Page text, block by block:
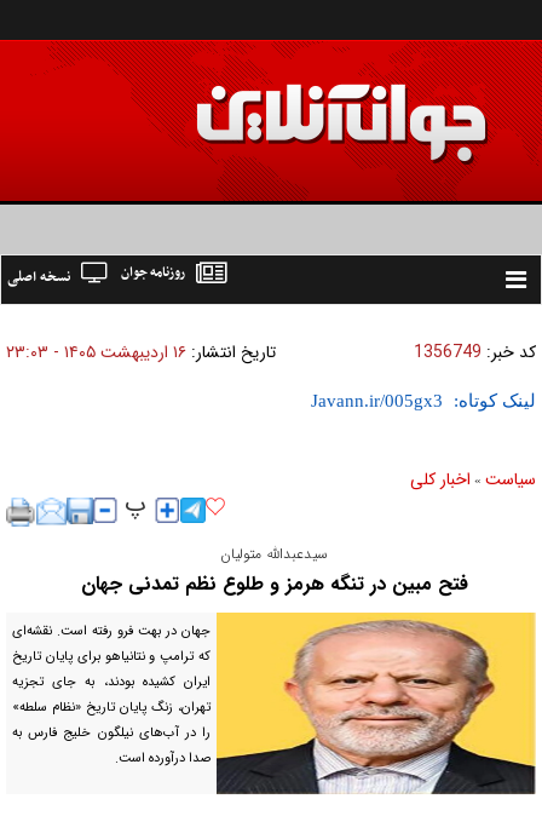
Toggle
نسخه اصلی روزنامه جوان
کد خبر: 1356749 تاریخ انتشار: ۱۶ ارديبهشت ۱۴۰۵ - ۲۳:۰۳
لینک کوتاه:
سیاست » اخبار کلی
سیدعبدالله متولیان
فتح مبین در تنگه هرمز و طلوع نظم تمدنی جهان
جهان در بهت فرو رفته است. نقشه‌ای
که ترامپ و نتانیاهو برای پایان تاریخ
ایران کشیده بودند، به جای تجزیه
تهران، زنگ پایان تاریخ «نظام سلطه»
را در آب‌های نیلگون خلیج فارس به
صدا درآورده است.